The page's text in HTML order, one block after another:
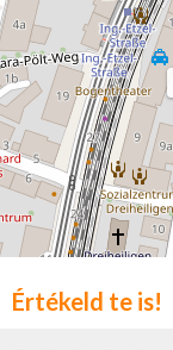
Értékeld te is!